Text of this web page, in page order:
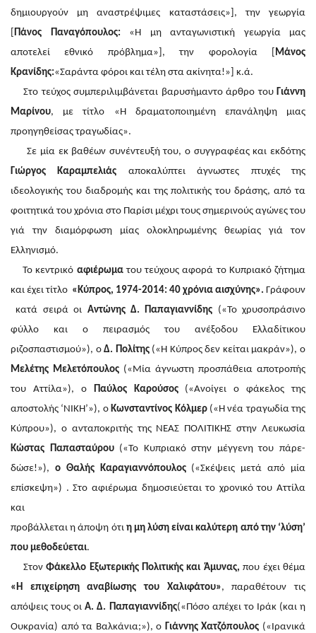
δημιουργούν μη αναστρέψιμες καταστάσεις»], την γεωργία
Πάνος Παναγόπουλος: «Η μη ανταγωνιστική γεωργία μας
αποτελεί εθνικό πρόβλημα»], την φορολογία [ Μάνος
Κρανίδης:«Σαράντα φόροι και τέλη στα ακίνητα!»] κ.ά.
Στο τεύχος συμπεριλιμβάνεται βαρυσήμαντο άρθρο του Γιάννη
Μαρίνου, με τίτλο «Η δραματοποιημένη επανάληψη μιας
προηγηθείσας τραγωδίας».
Σε μία εκ βαθέων συνέντευξή του, ο συγγραφέας και εκδότης
Γιώργος Καραμπελιάς αποκαλύπτει άγνωστες πτυχές της
ιδεολογικής του διαδρομής και της πολιτικής του δράσης, από τα
φοιτητικά του χρόνια στο Παρίσι μέχρι τους σημερινούς αγώνες του
γιά την διαμόρφωση μίας ολοκληρωμένης θεωρίας γιά τον
Ελληνισμό.
Το κεντρικό αφιέρωματου τεύχους αφορά το Κυπριακό ζήτημα
και έχει τίτλο «Κύπρος, 1974-2014: 40 χρόνια αισχύνης». Γράφουν
κατά σειρά οι Αντώνης Δ. Παπαγιαννίδης («To χρυσοπράσινο
φύλλο και ο πειρασμός του ανέξοδου Ελλαδίτικου
ριζοσπαστισμού»), οΔ. Πολίτης («Η Κύπρος δεν κείται μακράν»), ο
Μελέτης Μελετόπουλος («Μία άγνωστη προσπάθεια αποτροπής
του Αττίλα»), ο Παύλος Καρούσος(«Ανοίγει ο φάκελος της
αποστολής ‘ΝΙΚΗ’»), οΚωνσταντίνος Κόλμερ(«Η νέα τραγωδία της
Κύπρου»), ο ανταποκριτής της ΝΕΑΣ ΠΟΛΙΤΙΚΗΣ στην Λευκωσία
Κώστας Παπασταύρου(«Το Κυπριακό στην μέγγενη του πάρε-
δώσε!»), ο Θαλής Καραγιαννόπουλος(«Σκέψεις μετά από μία
επίσκεψη») . Στο αφιέρωμα δημοσιεύεται το χρονικό του Αττίλα
και
προβάλλεται η άποψη ότι η μη λύση είναι καλύτερη από την ‘λύση’
που μεθοδεύεται.
ΣτονΦάκελλο Εξωτερικής Πολιτικής και Άμυνας,που έχει θέμα
«Η επιχείρηση αναβίωσης του Χαλιφάτου», παραθέτουν τις
απόψεις τους οιΑ. Δ. Παπαγιαννίδης(«Πόσο απέχει το Ιράκ (και η
Ουκρανία) από τα Βαλκάνια;»), ο Γιάννης Χατζόπουλος («Ιρανικά